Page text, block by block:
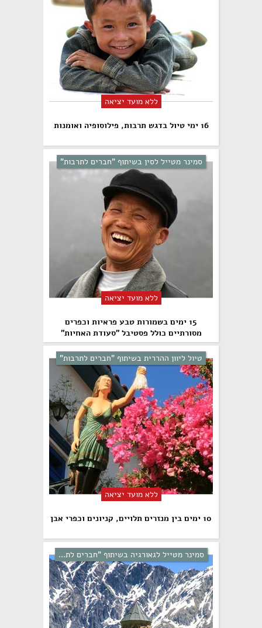
ללא מועד יציאה
16 ימי טיול בדגש תרבות, פילוסופיה ואומנות
סמינר מטייל לסין בשיתוף "חברים לתרבות"
ללא מועד יציאה
15 ימים בשמורות טבע פראיות וכפרים
מסורתיים כולל פסטיבל "סעודת האחיות"
טיול ליוון ההררית בשיתוף "חברים לתרבות"
ללא מועד יציאה
10 ימים בין מנזרים תלויים, קניונים וכפרי אבן
סמינר מטייל לגאורגיה בשיתוף "חברים לת...